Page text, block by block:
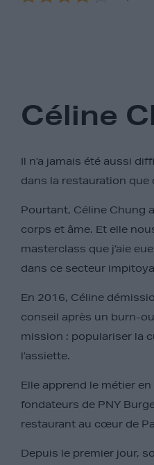
Céline
Il n’a jamais été aussi
dans la restauration que
Pourtant, Céline Chung
corps et âme. Et elle
masterclass que j’aie
dans ce secteur
En 2016, Céline
conseil après un burn-
mission : populariser la
l’assiette.
Elle apprend le métier
fondateurs de PNY
restaurant au cœur de
Depuis le premier jour,